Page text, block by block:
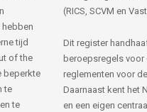
tijd
of the
beperkte
te
te
(RICS, SCVM en
Dit register
beroepsregels voor
reglementen voor
Daarnaast kent het
en een eigen